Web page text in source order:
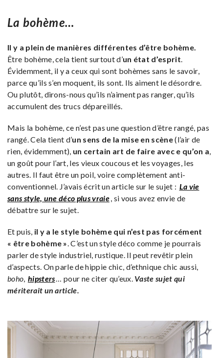
La bohème…
Il y a plein de manières différentes d’être bohème.
Être bohème, cela tient surtout d’un état d’esprit.
Évidemment, il y a ceux qui sont bohèmes sans le savoir,
parce qu’ils s’en moquent, ils sont. Ils aiment le désordre.
Ou plutôt, dirons-nous qu’ils n’aiment pas ranger, qu’ils
accumulent des trucs dépareillés.
Mais la bohème, ce n’est pas une question d’être rangé, pas
rangé. Cela tient d’un sens de la mise en scène(l’air de
rien, évidemment), un certain art de faire avec e qu’on a,
un goût pour l’art, les vieux coucous et les voyages, les
autres. Il faut être un poil, voire complètement anti-
conventionnel. J’avais écrit un article sur le sujet : La vie
sans style, une déco plus vraie, si vous avez envie de
débattre sur le sujet.
Et puis, il y a le style bohème qui n’est pas forcément
« être bohème ». C’est un style déco comme je pourrais
parler de style industriel, rustique. Il peut revêtir plein
d’aspects. On parle de hippie chic, d’ethnique chic aussi,
boho, hipsters… pour ne citer qu’eux. Vaste sujet qui
mériterait un article.